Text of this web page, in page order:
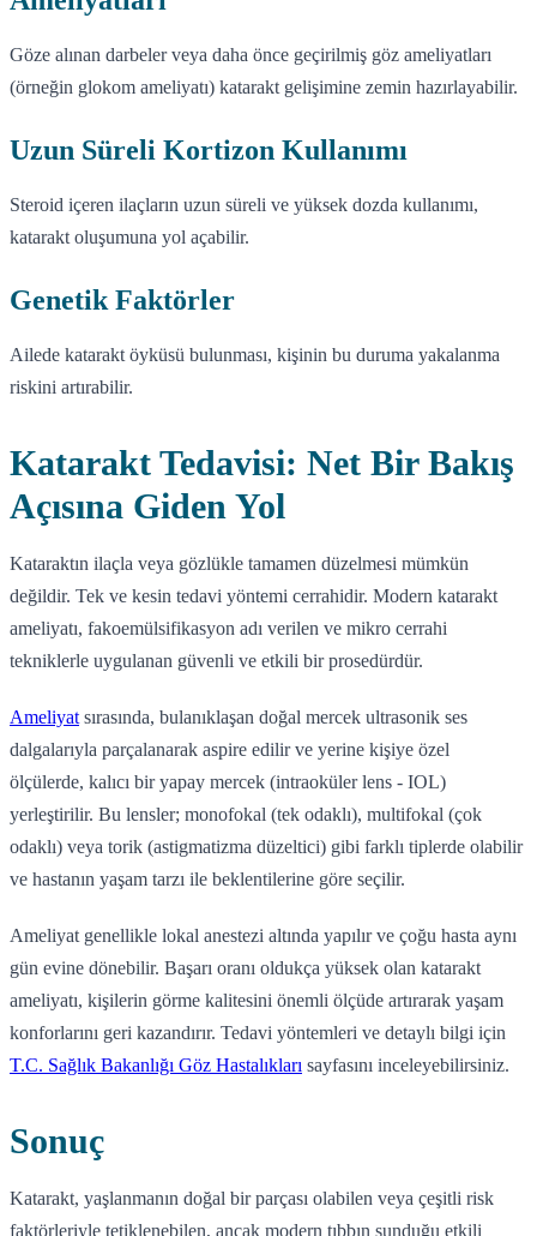
Göze alınan darbeler veya daha önce geçirilmiş göz ameliyatları
(örneğin glokom ameliyatı) katarakt gelişimine zemin hazırlayabilir.
Uzun Süreli Kortizon Kullanımı
Steroid içeren ilaçların uzun süreli ve yüksek dozda kullanımı,
katarakt oluşumuna yol açabilir.
Genetik Faktörler
Ailede katarakt öyküsü bulunması, kişinin bu duruma yakalanma
riskini artırabilir.
Katarakt Tedavisi: Net Bir Bakış
Açısına Giden Yol
Kataraktın ilaçla veya gözlükle tamamen düzelmesi mümkün
değildir. Tek ve kesin tedavi yöntemi cerrahidir. Modern katarakt
ameliyatı, fakoemülsifikasyon adı verilen ve mikro cerrahi
tekniklerle uygulanan güvenli ve etkili bir prosedürdür.
Ameliyat sırasında, bulanıklaşan doğal mercek ultrasonik ses
dalgalarıyla parçalanarak aspire edilir ve yerine kişiye özel
ölçülerde, kalıcı bir yapay mercek (intraoküler lens - IOL)
yerleştirilir. Bu lensler; monofokal (tek odaklı), multifokal (çok
odaklı) veya torik (astigmatizma düzeltici) gibi farklı tiplerde olabilir
ve hastanın yaşam tarzı ile beklentilerine göre seçilir.
Ameliyat genellikle lokal anestezi altında yapılır ve çoğu hasta aynı
gün evine dönebilir. Başarı oranı oldukça yüksek olan katarakt
ameliyatı, kişilerin görme kalitesini önemli ölçüde artırarak yaşam
konforlarını geri kazandırır. Tedavi yöntemleri ve detaylı bilgi için
T.C. Sağlık Bakanlığı Göz Hastalıkları sayfasını inceleyebilirsiniz.
Sonuç
Katarakt, yaşlanmanın doğal bir parçası olabilen veya çeşitli risk
faktörleriyle tetiklenebilen, ancak modern tıbbın sunduğu etkili